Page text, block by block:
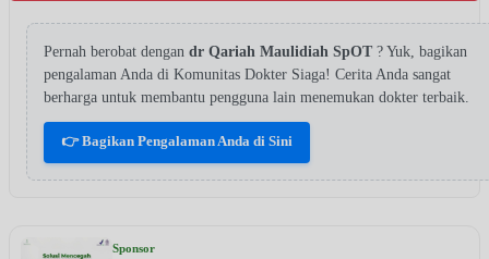
Pernah berobat dengan dr Qariah Maulidiah SpOT ? Yuk, bagikan
pengalaman Anda di Komunitas Dokter Siaga! Cerita Anda sangat
berharga untuk membantu pengguna lain menemukan dokter terbaik.
👉 Bagikan Pengalaman Anda di Sini
Sponsor